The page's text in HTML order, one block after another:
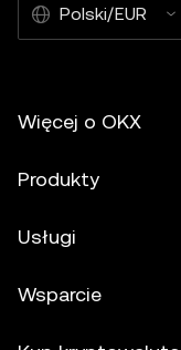
Polski/EUR
Więcej o OKX
Produkty
Usługi
Wsparcie